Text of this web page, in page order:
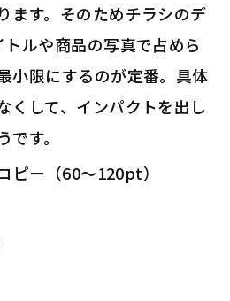
ます。そのためチラシのデ
ルや商品の写真で占めら
小限にするのが定番。具体
くして、インパクトを出し
す。
ピー（60～120pt）